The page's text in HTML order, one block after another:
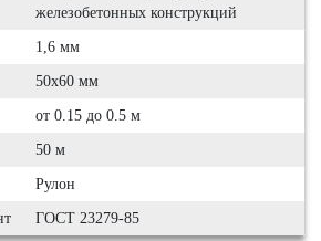
железобетонных конструкций
1,6 мм
50х60 мм
от 0.15 до 0.5 м
50 м
Рулон
ГОСТ 23279-85